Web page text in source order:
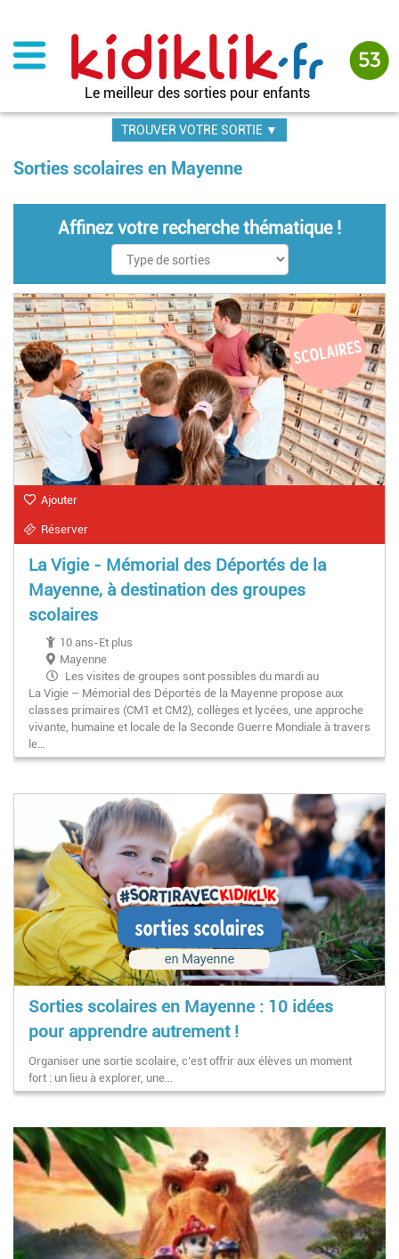
contenu
principal
Le meilleur des sorties pour enfants
TROUVER VOTRE SORTIE ▼
Sorties scolaires en Mayenne
Affinez votre recherche thématique !
Ajouter
Réserver
La Vigie - Mémorial des Déportés de la
Mayenne, à destination des groupes
scolaires
10 ans-Et plus
Mayenne
Les visites de groupes sont possibles du mardi au
vendredi de 9h à 12h et de 14h à 17h. Pour bénéficier d’un
accueil privilégié, il est préférable de programmer la visite le
matin, entre 9h et 12h.
La Vigie – Mémorial des Déportés de la Mayenne propose aux
classes primaires (CM1 et CM2), collèges et lycées, une approche
vivante, humaine et locale de la Seconde Guerre Mondiale à travers
le…
Sorties scolaires en Mayenne : 10 idées
pour apprendre autrement !
Organiser une sortie scolaire, c’est offrir aux élèves un moment
fort : un lieu à explorer, une…